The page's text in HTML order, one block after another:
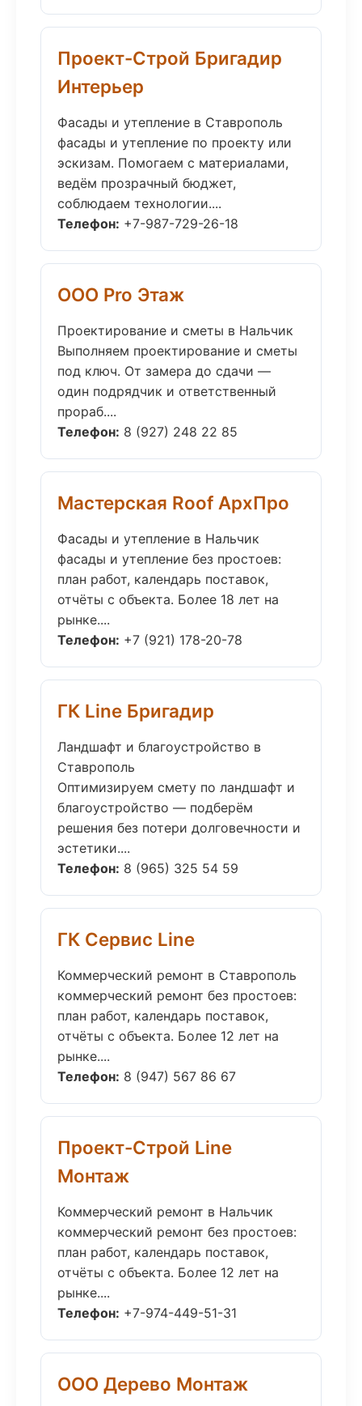
Проект-Строй Бригадир
Интерьер
Фасады и утепление в Ставрополь
фасады и утепление по проекту или
эскизам. Помогаем с материалами,
ведём прозрачный бюджет,
соблюдаем технологии....
Телефон: +7-987-729-26-18
ООО Pro Этаж
Проектирование и сметы в Нальчик
Выполняем проектирование и сметы
под ключ. От замера до сдачи —
один подрядчик и ответственный
прораб....
Телефон: 8 (927) 248 22 85
Мастерская Roof АрхПро
Фасады и утепление в Нальчик
фасады и утепление без простоев:
план работ, календарь поставок,
отчёты с объекта. Более 18 лет на
рынке....
Телефон: +7 (921) 178-20-78
ГК Line Бригадир
Ландшафт и благоустройство в
Ставрополь
Оптимизируем смету по ландшафт и
благоустройство — подберём
решения без потери долговечности и
эстетики....
Телефон: 8 (965) 325 54 59
ГК Сервис Line
Коммерческий ремонт в Ставрополь
коммерческий ремонт без простоев:
план работ, календарь поставок,
отчёты с объекта. Более 12 лет на
рынке....
Телефон: 8 (947) 567 86 67
Проект-Строй Line
Монтаж
Коммерческий ремонт в Нальчик
коммерческий ремонт без простоев:
план работ, календарь поставок,
отчёты с объекта. Более 12 лет на
рынке....
Телефон: +7-974-449-51-31
ООО Дерево Монтаж